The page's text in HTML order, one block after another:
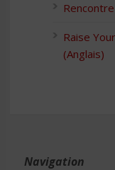
Raise
(Anglais)
Navigation